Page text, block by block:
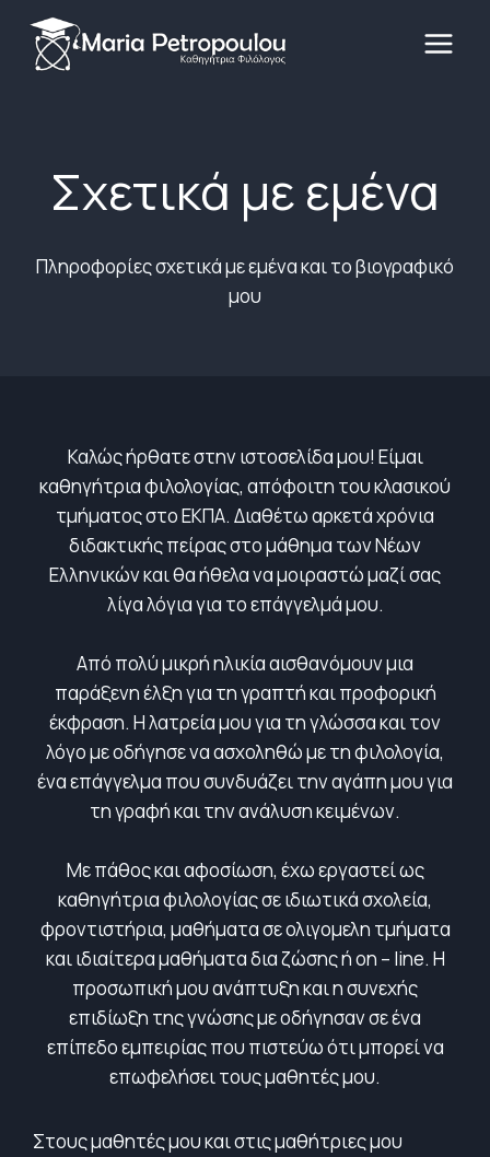
content
Σχετικά με εμένα
Πληροφορίες σχετικά με εμένα και το βιογραφικό
μου
Καλώς ήρθατε στην ιστοσελίδα μου! Είμαι
καθηγήτρια φιλολογίας, απόφοιτη του κλασικού
τμήματος στο ΕΚΠΑ. Διαθέτω αρκετά χρόνια
διδακτικής πείρας στο μάθημα των Νέων
Ελληνικών και θα ήθελα να μοιραστώ μαζί σας
λίγα λόγια για το επάγγελμά μου.
Από πολύ μικρή ηλικία αισθανόμουν μια
παράξενη έλξη για τη γραπτή και προφορική
έκφραση. Η λατρεία μου για τη γλώσσα και τον
λόγο με οδήγησε να ασχοληθώ με τη φιλολογία,
ένα επάγγελμα που συνδυάζει την αγάπη μου για
τη γραφή και την ανάλυση κειμένων.
Με πάθος και αφοσίωση, έχω εργαστεί ως
καθηγήτρια φιλολογίας σε ιδιωτικά σχολεία,
φροντιστήρια, μαθήματα σε ολιγομελη τμήματα
και ιδιαίτερα μαθήματα δια ζώσης ή on – line. Η
προσωπική μου ανάπτυξη και η συνεχής
επιδίωξη της γνώσης με οδήγησαν σε ένα
επίπεδο εμπειρίας που πιστεύω ότι μπορεί να
επωφελήσει τους μαθητές μου.
Στους μαθητές μου και στις μαθήτριες μου